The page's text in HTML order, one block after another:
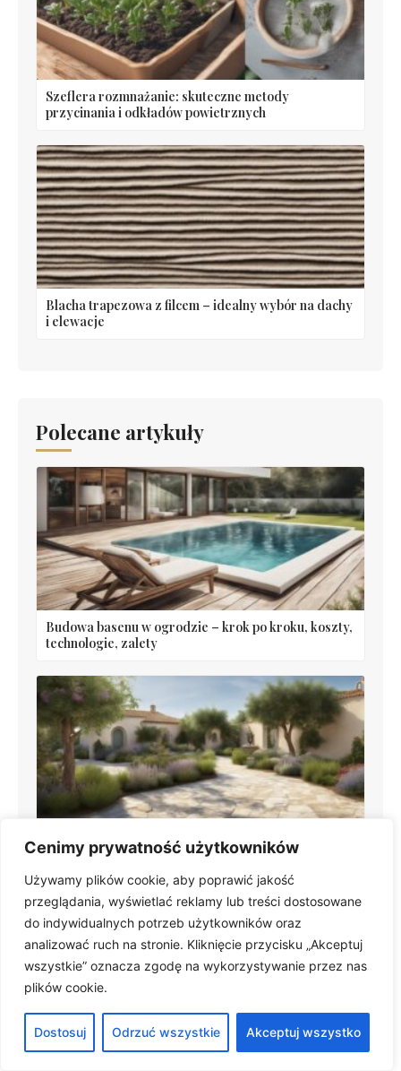
Cenimy prywatność użytkowników
Używamy plików cookie, aby poprawić jakość
przeglądania, wyświetlać reklamy lub treści dostosowane
do indywidualnych potrzeb użytkowników oraz
analizować ruch na stronie. Kliknięcie przycisku „Akceptuj
wszystkie” oznacza zgodę na wykorzystywanie przez nas
plików cookie.
Dostosuj Odrzuć wszystkie Akceptuj wszystko
Szeflera rozmnażanie: skuteczne metody
przycinania i odkładów powietrznych
Blacha trapezowa z filcem – idealny wybór na dachy
i elewacje
Polecane artykuły
Budowa basenu w ogrodzie – krok po kroku, koszty,
technologie, zalety
śródziemnomorskim w polskich ogrodach
Kratka trawnikowa Stella Green - estetycznie,